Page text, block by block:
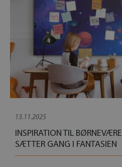
13.11.2025
INSPIRATION TIL
SÆTTER GANG I FANTASIEN